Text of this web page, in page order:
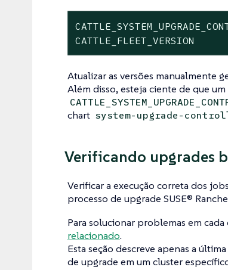
CATTLE_FLEET_VERSION
Atualizar as versões manualmente
Além disso, esteja ciente de que
chart system-upgrade-
Verificando upgrades
Verificar a execução correta dos
processo de upgrade SUSE®
Para solucionar problemas em
relacionado.
Esta seção descreve apenas a
de upgrade em um cluster